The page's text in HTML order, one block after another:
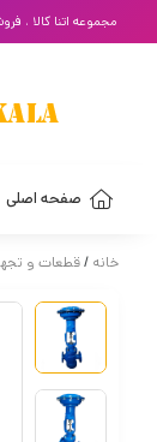
مجموعه اتنا کالا ،
صفحه اصلی
خانه /قطعات و